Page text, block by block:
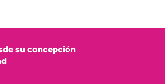
su concepción